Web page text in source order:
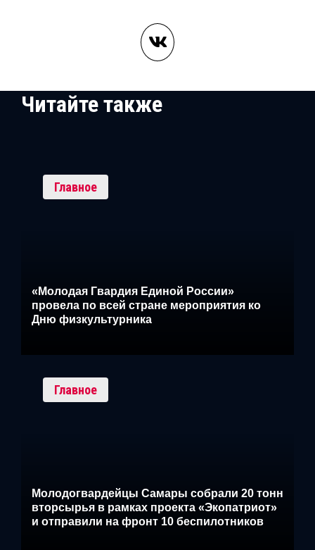
Читайте также
Главное
«Молодая Гвардия Единой России»
провела по всей стране мероприятия ко
Дню физкультурника
Главное
Молодогвардейцы Самары собрали 20 тонн
вторсырья в рамках проекта «Экопатриот»
и отправили на фронт 10 беспилотников